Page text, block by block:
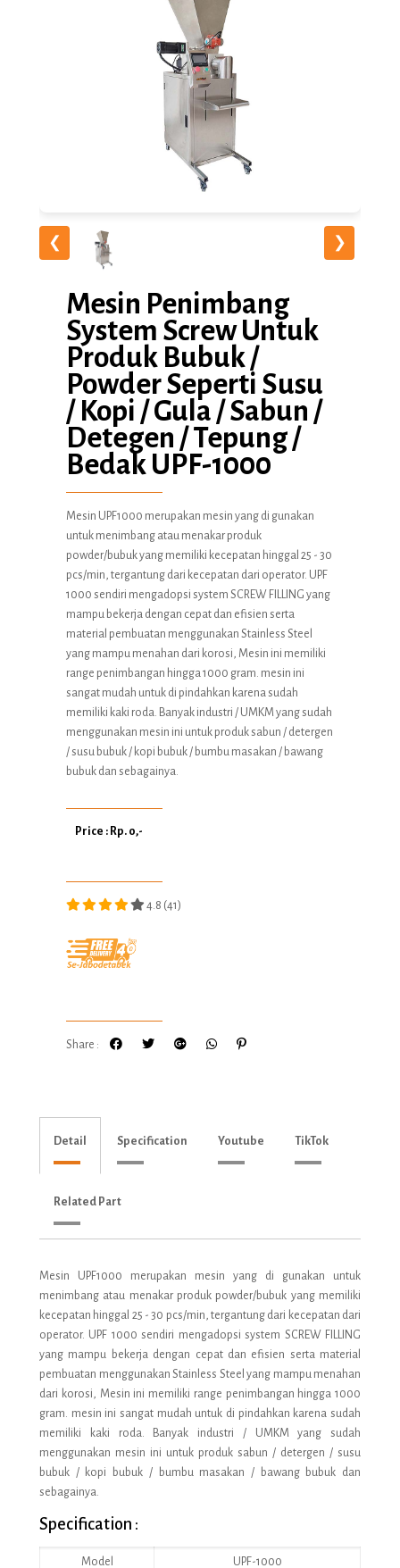
❮ ❯
Mesin Penimbang
System Screw Untuk
Produk Bubuk /
Powder Seperti Susu
/ Kopi / Gula / Sabun /
Detegen / Tepung /
Bedak UPF-1000
Mesin UPF1000 merupakan mesin yang di gunakan
untuk menimbang atau menakar produk
powder/bubuk yang memiliki kecepatan hinggal 25 - 30
pcs/min, tergantung dari kecepatan dari operator. UPF
1000 sendiri mengadopsi system SCREW FILLING yang
mampu bekerja dengan cepat dan efisien serta
material pembuatan menggunakan Stainless Steel
yang mampu menahan dari korosi, Mesin ini memiliki
range penimbangan hingga 1000 gram. mesin ini
sangat mudah untuk di pindahkan karena sudah
memiliki kaki roda. Banyak industri / UMKM yang sudah
menggunakan mesin ini untuk produk sabun / detergen
/ susu bubuk / kopi bubuk / bumbu masakan / bawang
bubuk dan sebagainya.
Price : Rp. 0,-
4.8 (41)
Share :
Detail Specification Youtube TikTok
Related Part
Mesin UPF1000 merupakan mesin yang di gunakan untuk
menimbang atau menakar produk powder/bubuk yang memiliki
kecepatan hinggal 25 - 30 pcs/min, tergantung dari kecepatan dari
operator. UPF 1000 sendiri mengadopsi system SCREW FILLING
yang mampu bekerja dengan cepat dan efisien serta material
pembuatan menggunakan Stainless Steel yang mampu menahan
dari korosi, Mesin ini memiliki range penimbangan hingga 1000
gram. mesin ini sangat mudah untuk di pindahkan karena sudah
memiliki kaki roda. Banyak industri / UMKM yang sudah
menggunakan mesin ini untuk produk sabun / detergen / susu
bubuk / kopi bubuk / bumbu masakan / bawang bubuk dan
sebagainya.
Specification :
Model UPF-1000